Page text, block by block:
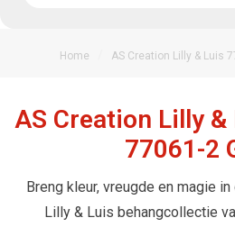
Home AS Creation Lilly & Luis
AS Creation Lilly
77061-2
Breng kleur, vreugde en magie
Lilly & Luis behangcollectie